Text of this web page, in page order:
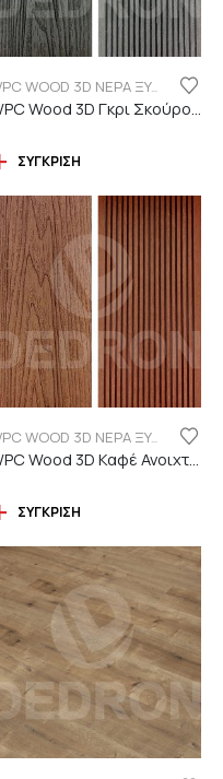
WPC WOOD 3D ΝΕΡΑ ΞΥΛΟΥ
ΣΎΓΚΡΙΣΗ
WPC WOOD 3D ΝΕΡΑ ΞΥΛΟΥ
ΣΎΓΚΡΙΣΗ